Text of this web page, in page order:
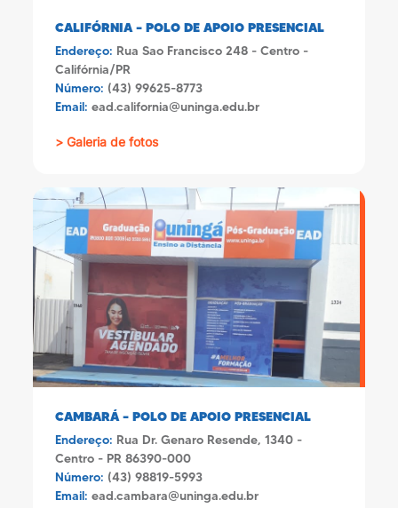
CALIFÓRNIA – POLO DE APOIO PRESENCIAL
Endereço: Rua Sao Francisco 248 - Centro -
Califórnia/PR
Número: (43) 99625-8773
Email: ead.california@uninga.edu.br
> Galeria de fotos
CAMBARÁ – POLO DE APOIO PRESENCIAL
Endereço: Rua Dr. Genaro Resende, 1340 -
Centro - PR 86390-000
Número: (43) 98819-5993
Email: ead.cambara@uninga.edu.br